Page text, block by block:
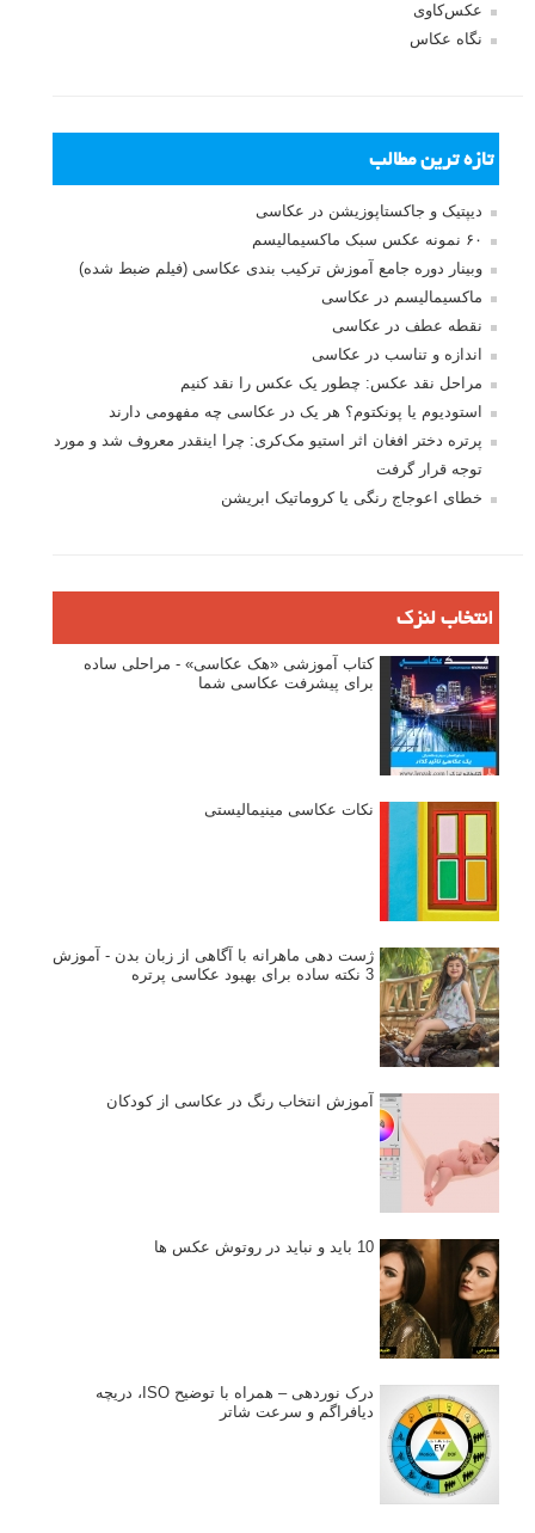
عکس‌کاوی
نگاه عکاس
تازه ترین مطالب
دیپتیک و جاکستا‌پوزیشن در عکاسی
۶۰ نمونه عکس سبک ماکسیمالیسم
وبینار دوره جامع آموزش ترکیب بندی عکاسی (فیلم ضبط شده)
ماکسیمالیسم در عکاسی
نقطه عطف در عکاسی
اندازه و تناسب در عکاسی
مراحل نقد عکس: چطور یک عکس را نقد کنیم
استودیوم یا پونکتوم؟ هر یک در عکاسی چه مفهومی دارند
پرتره دختر افغان اثر استیو مک‌کری: چرا اینقدر معروف شد و مورد
توجه قرار گرفت
خطای اعوجاج رنگی یا کروماتیک ابریشن
انتخاب لنزک
کتاب آموزشی «هک عکاسی» - مراحلی ساده
برای پیشرفت عکاسی شما
نکات عکاسی مینیمالیستی
ژست دهی ماهرانه با آگاهی از زبان بدن - آموزش
3 نکته ساده برای بهبود عکاسی پرتره
آموزش انتخاب رنگ در عکاسی از کودکان
10 باید و نباید در روتوش عکس ها
درک نوردهی – همراه با توضیح ISO، دریچه
دیافراگم و سرعت شاتر